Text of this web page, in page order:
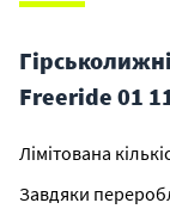
Freeride 01
Лімітована
Завдяки